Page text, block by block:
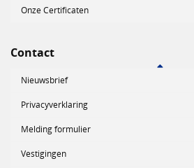
Onze Certificaten
Contact
Nieuwsbrief
Privacyverklaring
Melding formulier
Vestigingen